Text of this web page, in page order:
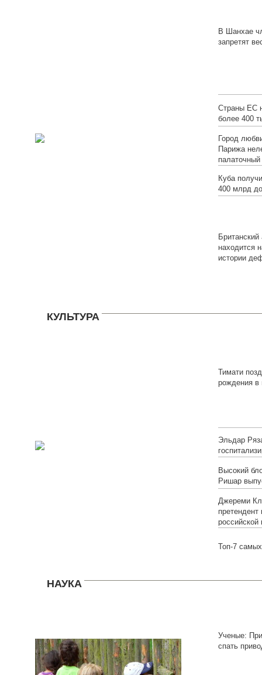
В Шанхае
запретят
Страны ЕС
более 400
Город
Парижа
палаточный
Куба
400 млрд
находится
истории
КУЛЬТУРА
Тимати
рождения в
Эльдар
Высокий
Ришар
Джереми
претендент
российской
Топ-7
НАУКА
Ученые:
спать